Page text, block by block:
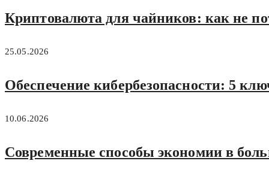
Криптовалюта для чайников: как не
25.05.2026
Обеспечение кибербезопасности: 5
10.06.2026
Современные способы экономии в